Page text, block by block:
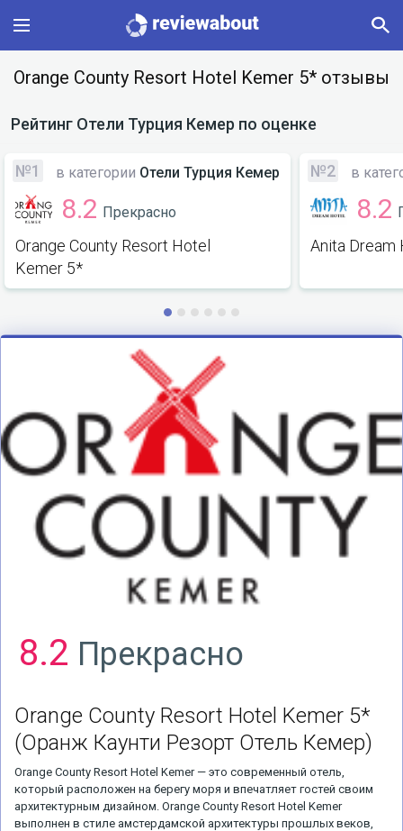
Main
Categories
Change language
Sign In
Orange County Resort Hotel Kemer 5* отзывы
8.2 Прекрасно
Orange County Resort Hotel Kemer 5*
(Оранж Каунти Резорт Отель Кемер)
Orange County Resort Hotel Kemer — это современный отель,
который расположен на берегу моря и впечатляет гостей своим
архитектурным дизайном. Orange County Resort Hotel Kemer
выполнен в стиле амстердамской архитектуры прошлых веков,
Рейтинг Отели Турция Кемер по оценке
№1 в категории Отели Турция Кемер
8.2 Прекрасно
Orange County Resort Hotel
Kemer 5*
№2 в
8.2
Anita Dream